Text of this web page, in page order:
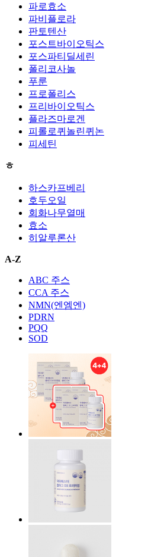
파로효소
파비플로라
판토텐산
포스트바이오틱스
포스파티딜세린
폴리코사놀
푸룬
프로폴리스
프리바이오틱스
플라즈마로겐
피롤로퀴놀린퀴논
피세틴
ㅎ
하스카프베리
호두오일
회화나무열매
효소
히알루론산
A-Z
ABC 주스
CCA 주스
NMN(엔엠엔)
PDRN
PQQ
SOD